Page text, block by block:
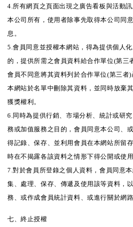
4.所有網頁之頁面出現之廣告看板與活動
本公司所有，使用者除事先取得本公司同
息。
5.會員同意並授權本網站，得為提供個人
的，提供所需之會員資料給合作單位(第三
會員不同意將其資料列於合作單位(第三者
本網站於名單中刪除其資料，並同時放棄
獲獎權利。
6.同時為提供行銷、市場分析、統計或研
務或加值服務之目的，會員同意本公司、
得記錄、保存、並利用會員在本網站所留
時在不揭露各該資料之情形下得公開或使用
7.對於會員所登錄之個人資料，會員同意
集、處理、保存、傳遞及使用該等資料，
務、或作成會員統計資料、或進行關於網
七、終止授權